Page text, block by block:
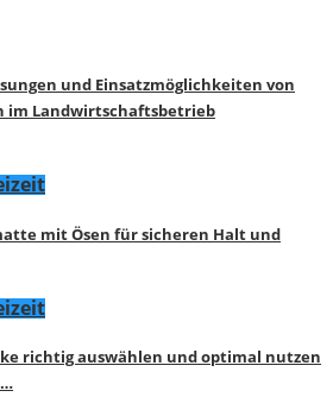
und Einsatzmöglichkeiten von
im Landwirtschaftsbetrieb
mit Ösen für sicheren Halt und
richtig auswählen und optimal nutzen